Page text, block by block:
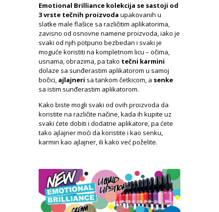
Emotional Brilliance kolekcija se sastoji od
3 vrste tečnih proizvoda upakovanih u
slatke male flašice sa različitim aplikatorima,
zavisno od osnovne namene proizvoda, iako je
svaki od njih potpuno bezbedan i svaki je
moguće koristiti na kompletnom licu – očima,
usnama, obrazima, pa tako tečni karmini
dolaze sa sunđerastim aplikatorom u samoj
bočici, ajlajneri sa tankom četkicom, a senke
sa istim sunđerastim aplikatorom.
Kako biste mogli svaki od ovih proizvoda da
koristite na različite načine, kada ih kupite uz
svaki ćete dobiti i dodatne aplikatore, pa ćete
tako ajlajner moći da koristite i kao senku,
karmin kao ajlajner, ili kako već poželite.